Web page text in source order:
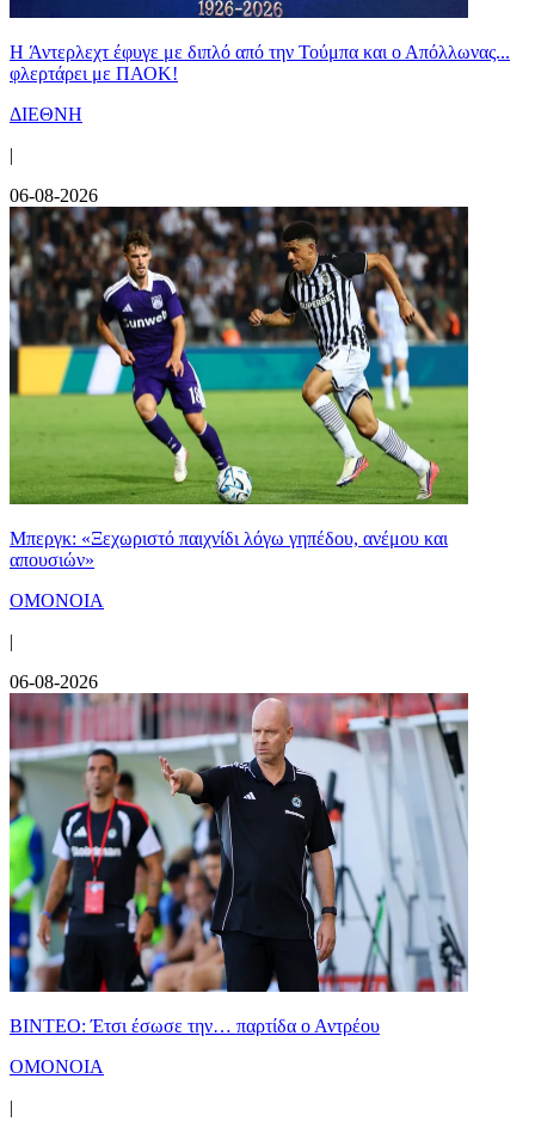
H Άντερλεχτ έφυγε με διπλό από την Τούμπα και ο Απόλλωνας...
φλερτάρει με ΠΑΟΚ!
ΔΙΕΘΝΗ
|
06-08-2026
Μπεργκ: «Ξεχωριστό παιχνίδι λόγω γηπέδου, ανέμου και
απουσιών»
ΟΜΟΝΟΙΑ
|
06-08-2026
ΒΙΝΤΕΟ: Έτσι έσωσε την… παρτίδα ο Αντρέου
ΟΜΟΝΟΙΑ
|